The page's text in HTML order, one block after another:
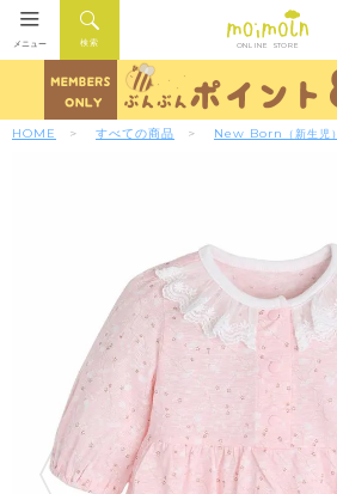
ONLINE STORE
検索
メニュー
HOME すべての商品 New Born （新生児）